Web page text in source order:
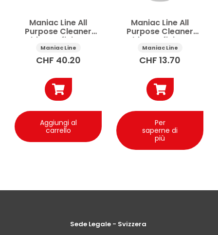
Prezzo
Maniac Line All
Purpose Cleaner
multisuperficie auto
5 l
Maniac Line
CHF 40.20
Aggiungi al
carrello
Maniac Line All
Purpose Cleaner
multisuperficie auto
500 ml
Maniac Line
CHF 13.70
Per
saperne di
più
Sede Legale - Svizzera